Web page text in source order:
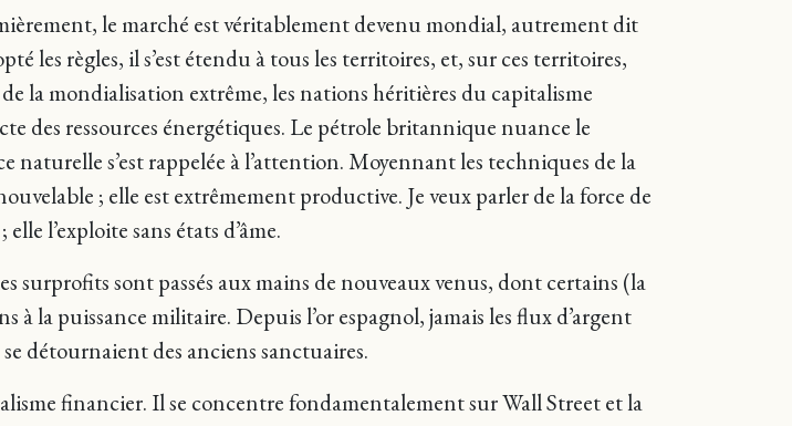
le marché est véritablement devenu mondial, autrement dit
les règles, il s’est étendu à tous les territoires, et, sur ces territoires,
la mondialisation extrême, les nations héritières du capitalisme
des ressources énergétiques. Le pétrole britannique nuance le
naturelle s’est rappelée à l’attention. Moyennant les techniques de la
; elle est extrêmement productive. Je veux parler de la force de
l’exploite sans états d’âme.
surprofits sont passés aux mains de nouveaux venus, dont certains (la
la puissance militaire. Depuis l’or espagnol, jamais les flux d’argent
détournaient des anciens sanctuaires.
financier. Il se concentre fondamentalement sur Wall Street et la